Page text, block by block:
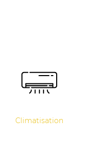
Climatisation